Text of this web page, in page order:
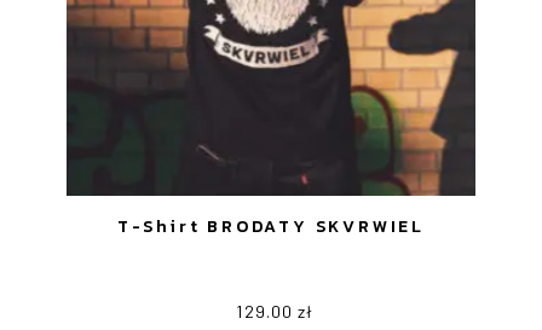
T-Shirt BRODATY SKVRWIEL
129.00zł
Ten